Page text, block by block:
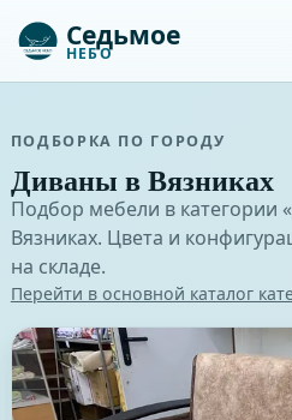
Седьмое
НЕБО
ПОДБОРКА ПО ГОРОДУ
Диваны вВязниках
Подбор мебели в категории «
Вязниках. Цвета и
на складе.
Перейти в основной каталог